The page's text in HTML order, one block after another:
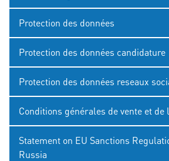
Protection des données
Protection des données candidature
Protection des données reseaux
Conditions générales de vente et de
Statement on EU Sanctions
Russia